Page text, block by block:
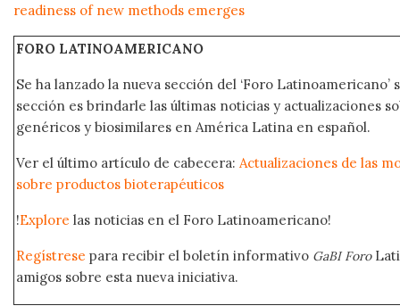
readiness of new methods emerges
FORO LATINOAMERICANO
Se ha lanzado la nueva sección del ‘Foro
sección es brindarle las últimas noticias y actualizaciones
genéricos y biosimilares en América Latina en español.
Ver el último artículo de cabecera: Actualizaciones de las
sobre productos bioterapéuticos
!Explore las noticias en el Foro Latinoamericano!
Regístrese para recibir el boletín informativo GaBI Foro
amigos sobre esta nueva iniciativa.